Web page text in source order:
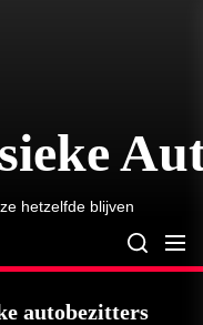
hetzelfde blijven
autobezitters